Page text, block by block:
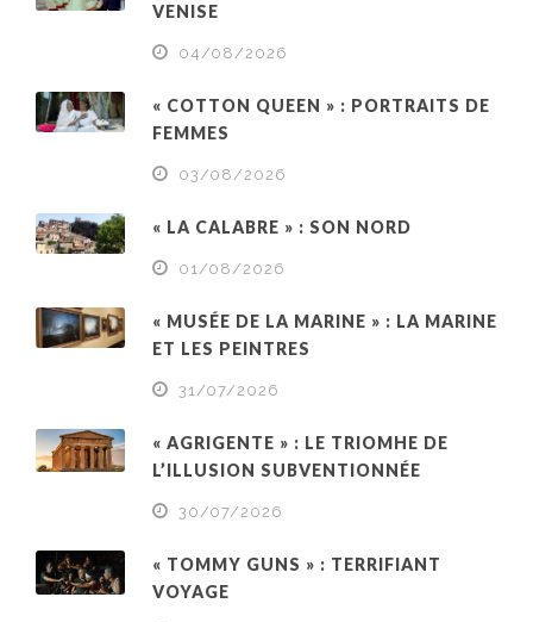
VENISE
04/08/2026
« COTTON QUEEN » : PORTRAITS DE
FEMMES
03/08/2026
« LA CALABRE » : SON NORD
01/08/2026
« MUSÉE DE LA MARINE » : LA MARINE
ET LES PEINTRES
31/07/2026
« AGRIGENTE » : LE TRIOMHE DE
L’ILLUSION SUBVENTIONNÉE
30/07/2026
« TOMMY GUNS » : TERRIFIANT
VOYAGE